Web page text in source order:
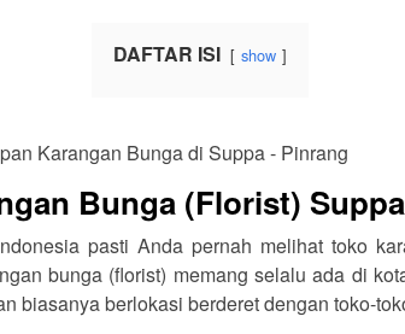
DAFTAR ISI show
Bunga (Florist)
pasti Anda pernah melihat toko
bunga (florist) memang selalu ada di
biasanya berlokasi berderet dengan toko-